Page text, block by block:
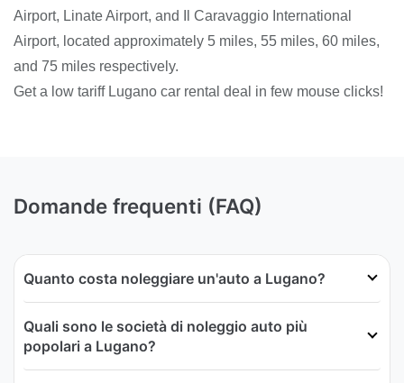
Airport, Linate Airport, and Il Caravaggio International
Airport, located approximately 5 miles, 55 miles, 60 miles,
and 75 miles respectively.
Get a low tariff Lugano car rental deal in few mouse clicks!
Domande frequenti (FAQ)
Quanto costa noleggiare un'auto a Lugano?
Quali sono le società di noleggio auto più
popolari a Lugano?